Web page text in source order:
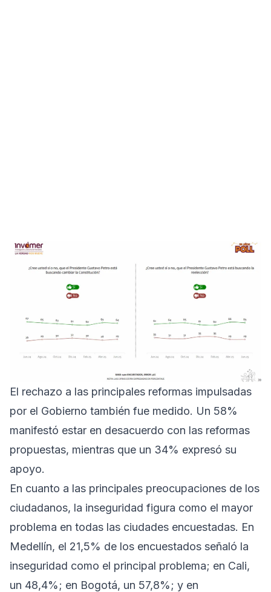
El rechazo a las principales reformas impulsadas
por el Gobierno también fue medido. Un 58%
manifestó estar en desacuerdo con las reformas
propuestas, mientras que un 34% expresó su
apoyo.
En cuanto a las principales preocupaciones de los
ciudadanos, la inseguridad figura como el mayor
problema en todas las ciudades encuestadas. En
Medellín, el 21,5% de los encuestados señaló la
inseguridad como el principal problema; en Cali,
un 48,4%; en Bogotá, un 57,8%; y en